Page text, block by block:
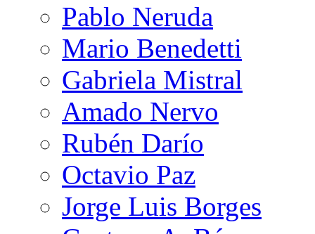
Pablo Neruda
Mario Benedetti
Gabriela Mistral
Amado Nervo
Rubén Darío
Octavio Paz
Jorge Luis Borges